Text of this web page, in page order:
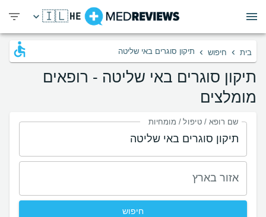
HE
🇮🇱
בית › חיפוש › תיקון סוגרים באי שליטה
תיקון סוגרים באי שליטה - רופאים
מומלצים
שם רופא / טיפול / מומחיות
אזור בארץ
חיפוש